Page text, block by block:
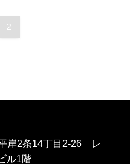
2
岸2条14丁目2-26 レ
ル1階